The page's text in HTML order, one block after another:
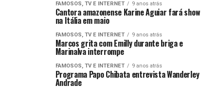
FAMOSOS, TV E INTERNET 9 anos atrás
Cantora amazonense Karine Aguiar fará show
na Itália em maio
FAMOSOS, TV E INTERNET 9 anos atrás
Marcos grita com Emilly durante briga e
Marinalva interrompe
FAMOSOS, TV E INTERNET 9 anos atrás
Programa Papo Chibata entrevista Wanderley
Andrade